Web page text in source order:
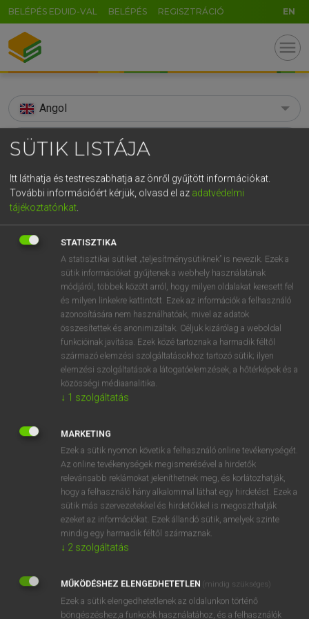
BELÉPÉS EDUID-VAL BELÉPÉS REGISZTRÁCIÓ EN
menu
Angol
search
KERESÉS
TALÁLATOK
acquaintance
Díjmentes angol szótár
Díjmentes angol szótár arrow_forward_ios
acquaintance fn ismerős
ismeretség
⚲ acquaintancekeresése szótárainkban
DÍJMENTES ANGOL SZÓTÁR
acoustician
acquaintance
acquaintanceship
SÜTIK LISTÁJA
Itt láthatja és testreszabhatja az önről gyűjtött információkat.
További információért kérjük, olvasd el az adatvédelmi
tájékoztatónkat.
STATISZTIKA
A statisztikai sütiket „teljesítménysütiknek” is nevezik. Ezek a
sütik információkat gyűjtenek a webhely használatának
módjáról, többek között arról, hogy milyen oldalakat keresett fel
és milyen linkekre kattintott. Ezek az információk a felhasználó
azonosítására nem használhatóak, mivel az adatok
összesítettek és anonimizáltak. Céljuk kizárólag a weboldal
funkcióinak javítása. Ezek közé tartoznak a harmadik féltől
származó elemzési szolgáltatásokhoz tartozó sütik; ilyen
elemzési szolgáltatások a látogatóelemzések, a hőtérképek és a
közösségi médiaanalitika.
↓ 1 szolgáltatás
MARKETING
Ezek a sütik nyomon követik a felhasználó online tevékenységét.
Az online tevékenységek megismerésével a hirdetők
relevánsabb reklámokat jeleníthetnek meg, és korlátozhatják,
hogy a felhasználó hány alkalommal láthat egy hirdetést. Ezek a
sütik más szervezetekkel és hirdetőkkel is megoszthatják
ezeket az információkat. Ezek állandó sütik, amelyek szinte
mindig egy harmadik féltől származnak.
↓ 2 szolgáltatás
MŰKÖDÉSHEZ ELENGEDHETETLEN (mindig szükséges)
Ezek a sütik elengedhetetlenek az oldalunkon történő
böngészéshez,a funkciók használatához, és a felhasználók
5 6 7 8 9 ö ü ó
j k
n m , . - AltGr